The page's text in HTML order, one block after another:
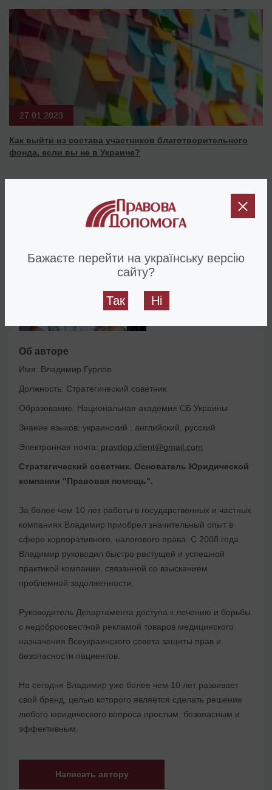
27.01.2023
Как выйти из состава участников благотворительного
фонда, если вы не в Украине?
Об авторе
Имя: Владимир Гурлов
Должность: Стратегический советник
Образование: Национальная академия СБ Украины
Знание языков: украинский , английский, русский
Электронная почта: pravdop.client@gmail.com
Стратегический советник. Основатель Юридической
компании "Правовая помощь".
За более чем 10 лет работы в государственных и частных
компаниях Владимир приобрел значительный опыт в
сфере корпоративного, налогового права. С 2008 года
Владимир руководил быстро растущей и успешной
практикой компании, связанной со взысканием
проблемной задолженности.
Руководитель Департамента доступа к лечению и борьбы
с недобросовестной рекламой товаров медицинского
назначения Всеукраинского совета защиты прав и
безопасности пациентов.
На сегодня Владимир уже более чем 10 лет развивает
свой бренд, целью которого является сделать решение
любого юридического вопроса простым, безопасным и
эффективным.
Написать автору
Бажаєте перейти на українську версію
сайту?
Так Ні